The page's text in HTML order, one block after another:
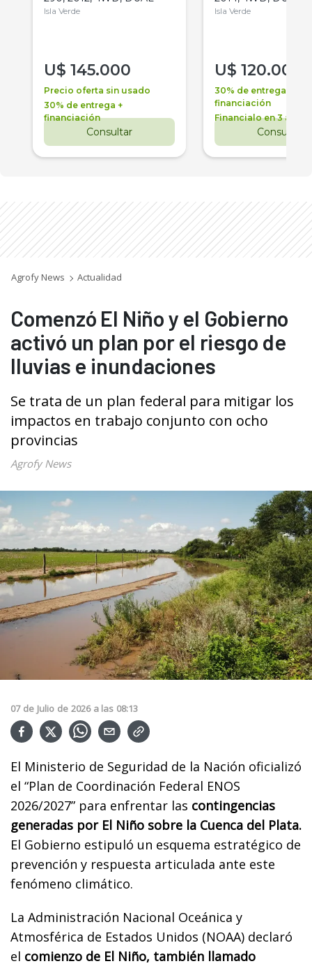
Isla Verde
U$ 145.000
Precio oferta sin usado
30% de entrega +
financiación
Consultar
Isla Verde
U$ 120.000
30% de entrega +
financiación
Financialo en 3 años
Consultar
Agrofy News Actualidad
Comenzó El Niño y el Gobierno
activó un plan por el riesgo de
lluvias e inundaciones
Se trata de un plan federal para mitigar los
impactos en trabajo conjunto con ocho
provincias
Agrofy News
07 de Julio de 2026 a las 08:13
El Ministerio de Seguridad de la Nación oficializó
el “Plan de Coordinación Federal ENOS
2026/2027” para enfrentar las contingencias
generadas por El Niño sobre la Cuenca del Plata.
El Gobierno estipuló un esquema estratégico de
prevención y respuesta articulada ante este
fenómeno climático.
La Administración Nacional Oceánica y
Atmosférica de Estados Unidos (NOAA) declaró
el comienzo de El Niño, también llamado